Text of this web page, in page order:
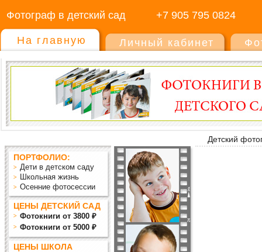
Фотограф в детский сад +7 905 795 0824
На главную Личный кабинет
Детский
ПОРТФОЛИО:
Дети в детском саду
Школьная жизнь
Осенние фотосессии
ЦЕНЫ ДЕТСКИЙ САД
Фотокниги от 3800 ₽
Фотокниги от 5000 ₽
ЦЕНЫ ШКОЛА